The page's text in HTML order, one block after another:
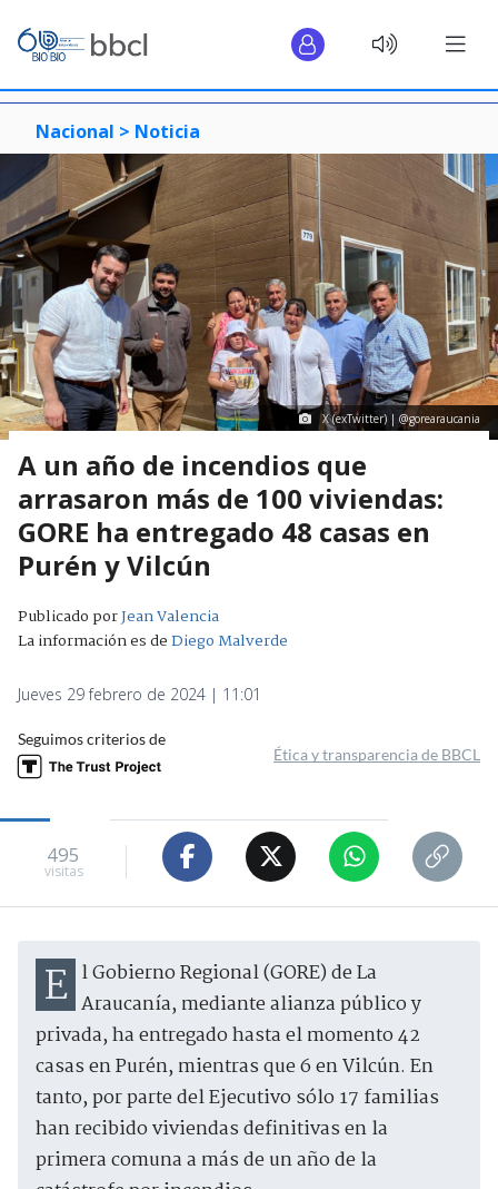
Nacional > Noticia
X (exTwitter) | @gorearaucania
A un año de incendios que
arrasaron más de 100 viviendas:
GORE ha entregado 48 casas en
Purén y Vilcún
Publicado porJean Valencia
La información es deDiego Malverde
Jueves 29 febrero de 2024 | 11:01
Seguimos criterios de
Ética y transparencia de BBCL
495
visitas
El Gobierno Regional (GORE) de La Araucanía, mediante alianza público y
privada, ha entregado hasta el momento 42
casas en Purén, mientras que 6 en Vilcún. En
tanto, por parte del Ejecutivo sólo 17 familias
han recibido viviendas definitivas en la
primera comuna a más de un año de la